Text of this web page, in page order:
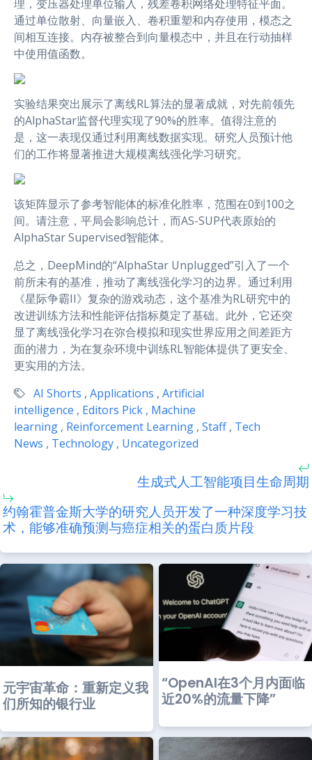
理，变压器处理单位输入，残差卷积网络处理特征平面。
通过单位散射、向量嵌入、卷积重塑和内存使用，模态之
间相互连接。内存被整合到向量模态中，并且在行动抽样
中使用值函数。
实验结果突出展示了离线RL算法的显著成就，对先前领先
的AlphaStar监督代理实现了90%的胜率。值得注意的
是，这一表现仅通过利用离线数据实现。研究人员预计他
们的工作将显著推进大规模离线强化学习研究。
该矩阵显示了参考智能体的标准化胜率，范围在0到100之
间。请注意，平局会影响总计，而AS-SUP代表原始的
AlphaStar Supervised智能体。
总之，DeepMind的“AlphaStar Unplugged”引入了一个
前所未有的基准，推动了离线强化学习的边界。通过利用
《星际争霸II》复杂的游戏动态，这个基准为RL研究中的
改进训练方法和性能评估指标奠定了基础。此外，它还突
显了离线强化学习在弥合模拟和现实世界应用之间差距方
面的潜力，为在复杂环境中训练RL智能体提供了更安全、
更实用的方法。
AI Shorts , Applications , Artificial
intelligence , Editors Pick , Machine
learning , Reinforcement Learning , Staff , Tech
News , Technology , Uncategorized
生成式人工智能项目生命周期
约翰霍普金斯大学的研究人员开发了一种深度学习技
术，能够准确预测与癌症相关的蛋白质片段
元宇宙革命：重新定义我
们所知的银行业
“OpenAI在3个月内面临
近20%的流量下降”